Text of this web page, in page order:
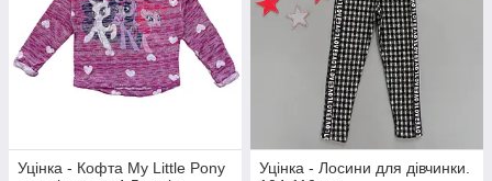
Уцінка - Кофта My Little Pony
Уцінка - Лосини для дівчинки.